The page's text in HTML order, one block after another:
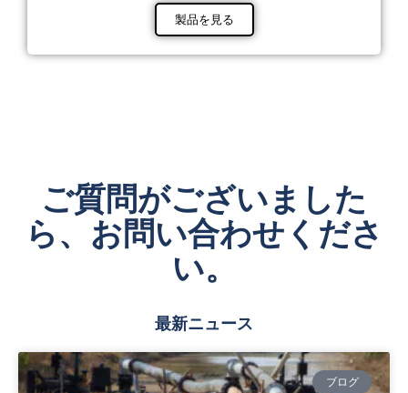
製品を見る
ご質問がございました
ら、お問い合わせくださ
い。
最新ニュース
ブログ